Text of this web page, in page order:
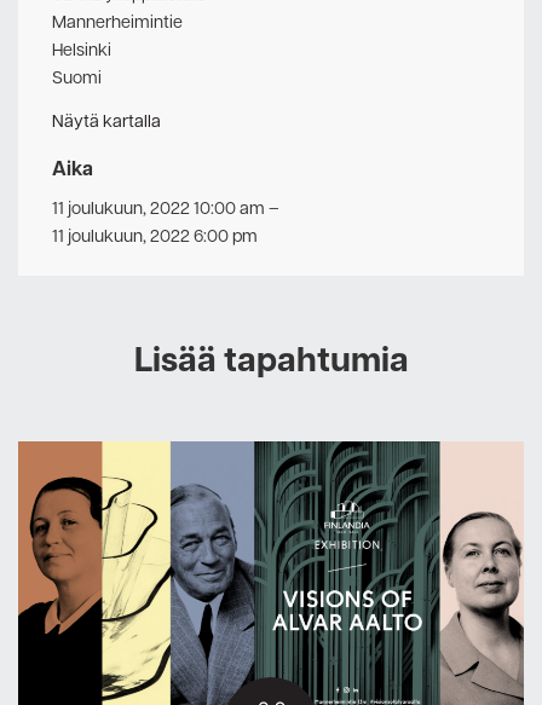
Mannerheimintie
Helsinki
Suomi
Näytä kartalla
Aika
11 joulukuun, 2022 10:00 am –
11 joulukuun, 2022 6:00 pm
Lisää tapahtumia